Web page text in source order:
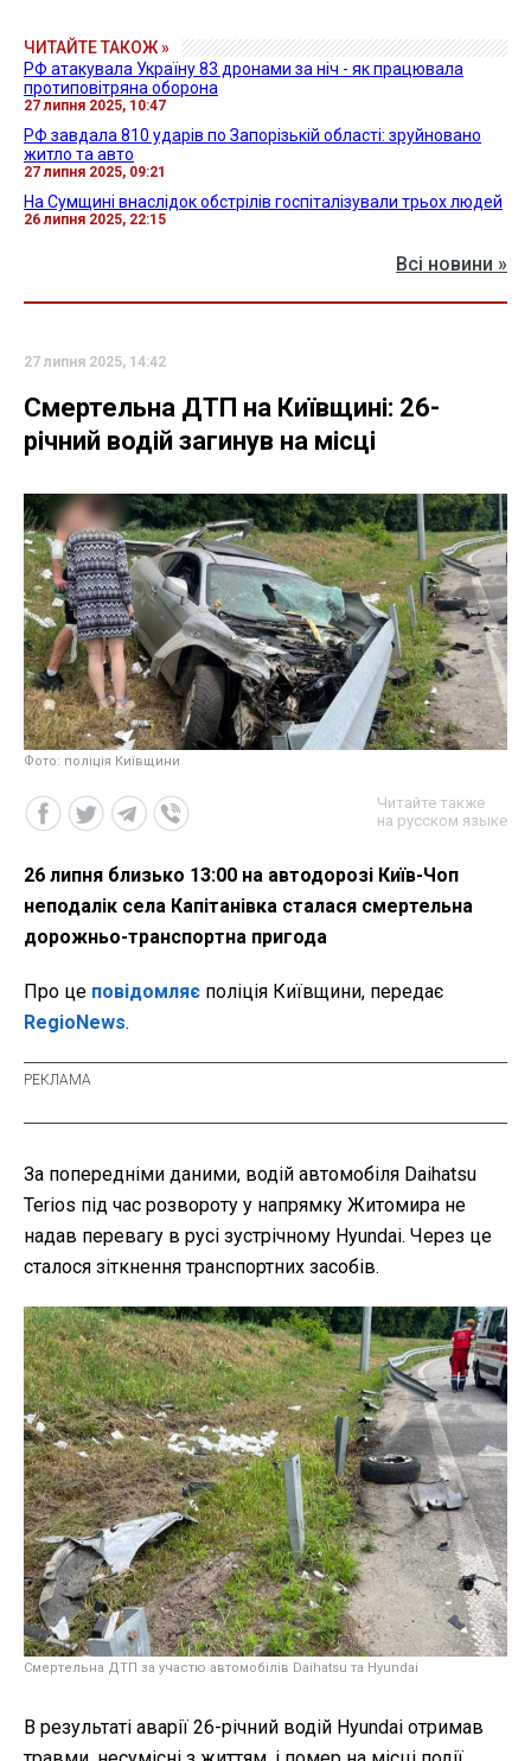
ЧИТАЙТЕ ТАКОЖ »
РФ атакувала Україну 83 дронами за ніч - як працювала
протиповітряна оборона
27 липня 2025, 10:47
РФ завдала 810 ударів по Запорізькій області: зруйновано
житло та авто
27 липня 2025, 09:21
На Сумщині внаслідок обстрілів госпіталізували трьох людей
26 липня 2025, 22:15
Всі новини »
27 липня 2025, 14:42
Смертельна ДТП на Київщині: 26-
річний водій загинув на місці
Фото: поліція Київщини
Читайте также
на русском языке
26 липня близько 13:00 на автодорозі Київ-Чоп
неподалік села Капітанівка сталася смертельна
дорожньо-транспортна пригода
Про це повідомляє поліція Київщини, передає
RegioNews.
За попередніми даними, водій автомобіля Daihatsu
Terios під час розвороту у напрямку Житомира не
надав перевагу в русі зустрічному Hyundai. Через це
сталося зіткнення транспортних засобів.
Смертельна ДТП за участю автомобілів Daihatsu та Hyundai
В результаті аварії 26-річний водій Hyundai отримав